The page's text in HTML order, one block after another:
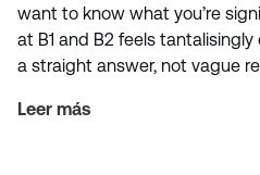
want to know what you’re
at B1 and B2 feels
a straight answer, not vague
Leer más